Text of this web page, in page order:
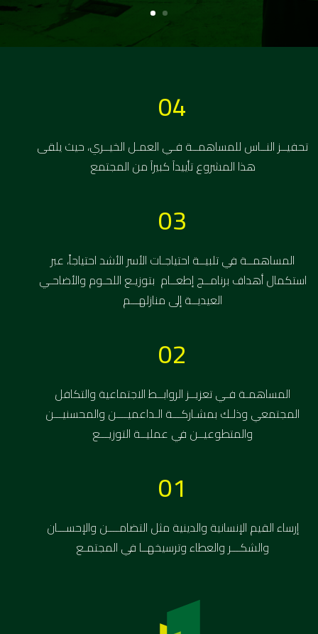
04
تحفيــز النــاس للمساهمــة فـي العمـل الخيــري، حيث يلقى
هذا المشروع تأييداَ كبيراَ من المجتمع
03
المساهمــة في تلبيــة احتياجـات الأسر الأشد احتياجاً، عبر
استكمال أهداف برنامــج إطعــام بتوزيـع اللحـوم والأضاحـي
العيديــة إلى منازلهـــم
02
المساهمـة فـي تعزيــز الروابــط الاجتماعية والتكافل
المجتمعي وذلـك بمشـاركـــة الـداعميــــن والمحسنيـــن
والمتطوعيــن في عمليــة التوزيـــع
01
إرساء القيم الإنسانية والدينية مثل التضامــــن والإحســـان
والشكـــر والعطاء وترسيخهــا في المجتمـع